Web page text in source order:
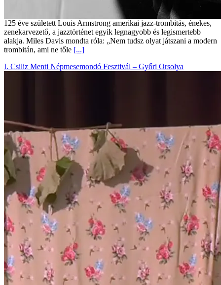
125 éve született Louis Armstrong amerikai jazz-trombitás, énekes,
zenekarvezető, a jazztörténet egyik legnagyobb és legismertebb
alakja. Miles Davis mondta róla: „Nem tudsz olyat játszani a modern
trombitán, ami ne tőle [...]
I. Csiliz Menti Népmesemondó Fesztivál – Győri Orsolya